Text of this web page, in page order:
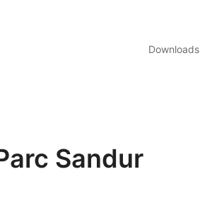
Downloads
Sandur